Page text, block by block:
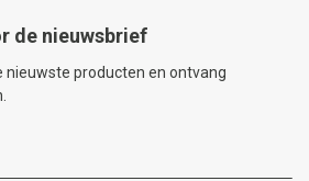
de nieuwsbrief
nieuwste producten en ontvang